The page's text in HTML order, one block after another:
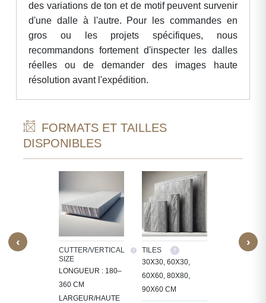
des variations de ton et de motif peuvent survenir
d'une dalle à l'autre. Pour les commandes en
gros ou les projets spécifiques, nous
recommandons fortement d'inspecter les dalles
réelles ou de demander des images haute
résolution avant l'expédition.
FORMATS ET TAILLES
DISPONIBLES
‹
SIZE
CUTTER/VERTICAL
SIZE
LONGUEUR : 180–
360 CM
LARGEUR/HAUTE
TILES
30X30, 60X30,
60X60, 80X80,
90X60 CM
CUSTOM
›